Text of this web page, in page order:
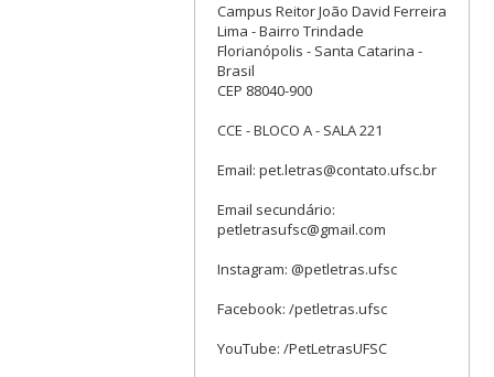
Campus Reitor João David Ferreira
Lima - Bairro Trindade
Florianópolis - Santa Catarina -
Brasil
CEP 88040-900
CCE - BLOCO A - SALA 221
Email: pet.letras@contato.ufsc.br
Email secundário:
petletrasufsc@gmail.com
Instagram: @petletras.ufsc
Facebook: /petletras.ufsc
YouTube: /PetLetrasUFSC